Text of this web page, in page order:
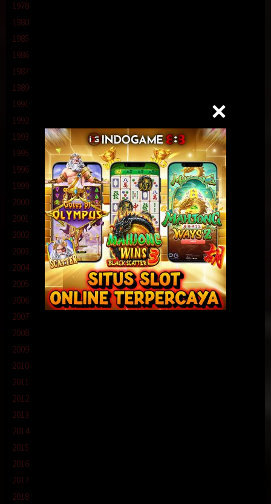
1978
1980
1985
1986
1987
1989
1991
1992
1993
1995
1996
1999
2000
2001
2002
2003
2004
2005
2006
2007
2008
2009
2010
2011
2012
2013
2014
2015
2016
2017
2018